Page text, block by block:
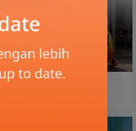
: Rp145.5Jt
Untuk